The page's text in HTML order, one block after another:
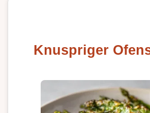
Knuspriger